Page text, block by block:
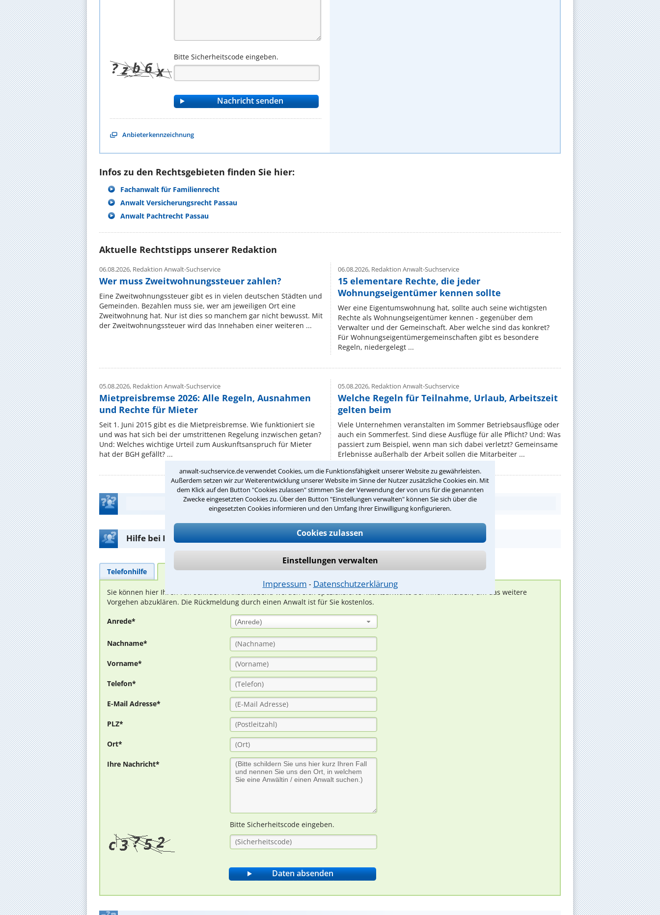
anwalt-suchservice.de verwendet Cookies, um die Funktionsfähigkeit unserer Website zu gewährleisten.
Außerdem setzen wir zur Weiterentwicklung unserer Website im Sinne der Nutzer zusätzliche Cookies ein. Mit
dem Klick auf den Button "Cookies zulassen" stimmen Sie der Verwendung der von uns für die genannten
Zwecke eingesetzten Cookies zu. Über den Button "Einstellungen verwalten" können Sie sich über die
eingesetzten Cookies informieren und den Umfang Ihrer Einwilligung konfigurieren.
Cookies zulassen
Einstellungen verwalten
Impressum ⁃ Datenschutzerklärung
Bitte Sicherheitscode eingeben.
Anbieterkennzeichnung
Infos zu den Rechtsgebieten finden Sie hier:
Fachanwalt für Familienrecht
Anwalt Versicherungsrecht Passau
Anwalt Pachtrecht Passau
Aktuelle Rechtstipps unserer Redaktion
06.08.2026, Redaktion Anwalt-Suchservice
Wer muss Zweitwohnungssteuer zahlen?
Eine Zweitwohnungssteuer gibt es in vielen deutschen Städten und
Gemeinden. Bezahlen muss sie, wer am jeweiligen Ort eine
Zweitwohnung hat. Nur ist dies so manchem gar nicht bewusst. Mit
der Zweitwohnungssteuer wird das Innehaben einer weiteren ...
06.08.2026,Redaktion Anwalt-Suchservice
15 elementare Rechte, die jeder
Wohnungseigentümer kennen sollte
Wer eine Eigentumswohnung hat, sollte auch seine wichtigsten
Rechte als Wohnungseigentümer kennen - gegenüber dem
Verwalter und der Gemeinschaft. Aber welche sind das konkret?
Für Wohnungseigentümergemeinschaften gibt es besondere
Regeln, niedergelegt ...
05.08.2026, Redaktion Anwalt-Suchservice
Mietpreisbremse 2026: Alle Regeln, Ausnahmen
und Rechte für Mieter
Seit 1. Juni 2015 gibt es die Mietpreisbremse. Wie funktioniert sie
und was hat sich bei der umstrittenen Regelung inzwischen getan?
Und: Welches wichtige Urteil zum Auskunftsanspruch für Mieter
hat der BGH gefällt? ...
05.08.2026,Redaktion Anwalt-Suchservice
Welche Regeln für Teilnahme, Urlaub, Arbeitszeit
gelten beim
Viele Unternehmen veranstalten im Sommer Betriebsausflüge oder
auch ein Sommerfest. Sind diese Ausflüge für alle Pflicht? Und: Was
passiert zum Beispiel, wenn man sich dabei verletzt? Gemeinsame
Erlebnisse außerhalb der Arbeit sollen die Mitarbeiter ...
Teste Dein Rechtswissen
Hilfe bei Ihrer Anwaltsuche?
Telefonhilfe Beratungsanfrage
Sie können hier Ihren Fall schildern. Anschließend werden sich spezialisierte Rechtsanwälte bei Ihnen melden, um das weitere
Vorgehen abzuklären. Die Rückmeldung durch einen Anwalt ist für Sie kostenlos.
Anrede* (Anrede)
Nachname*
Vorname*
Telefon*
E-Mail Adresse*
PLZ*
Ort*
Ihre Nachricht*
Bitte Sicherheitscode eingeben.